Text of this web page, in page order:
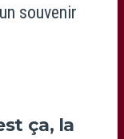
souvenir
ça, la